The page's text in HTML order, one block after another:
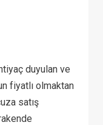
duyulan ve
fiyatlı olmaktan
satış